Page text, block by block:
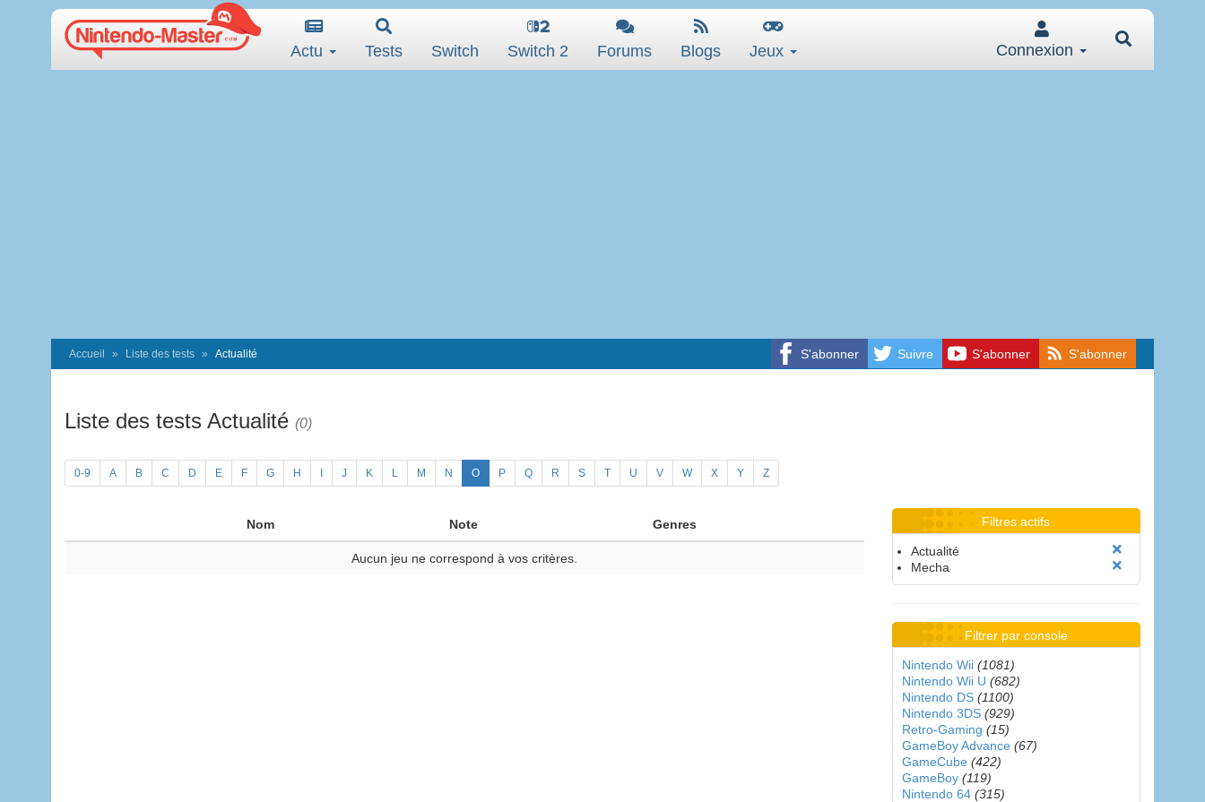
Actu Tests Switch Switch 2 Forums Blogs Jeux Connexion
S'abonner Suivre S'abonner S'abonner
Accueil Liste des tests Actualité
Liste des tests Actualité (0)
0-9 A B C D E F G H J K L M N O P Q R S T U V W X Y Z
Nom Note Genres
Aucun jeu ne correspond à vos critères.
Filtres actifs
Actualité
Mecha
Filtrer par console
Nintendo Wii (1081)
Nintendo Wii U (682)
Nintendo DS (1100)
Nintendo 3DS (929)
Retro-Gaming (15)
GameBoy Advance (67)
GameCube (422)
GameBoy (119)
Nintendo 64 (315)